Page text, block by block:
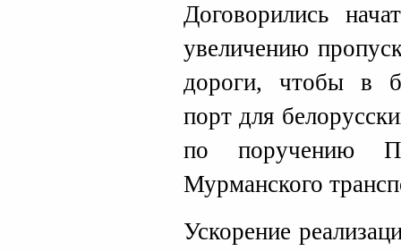
Договорились
увеличению
дороги, чтобы в
порт для
по поручению
Мурманского
Ускорение